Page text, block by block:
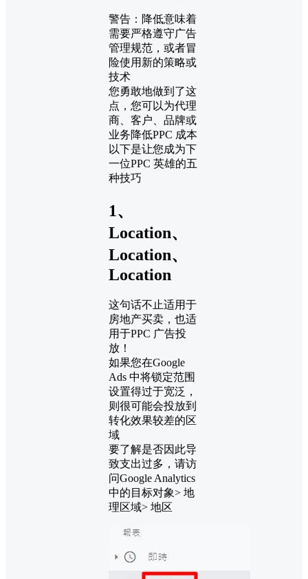
警告：降低意味着
需要严格遵守广告
管理规范，或者冒
险使用新的策略或
技术
您勇敢地做到了这
点，您可以为代理
商、客户、品牌或
业务降低PPC 成本
以下是让您成为下
一位PPC 英雄的五
种技巧
1、
Location、
Location、
Location
这句话不止适用于
房地产买卖，也适
用于PPC 广告投
放！
如果您在Google
Ads 中将锁定范围
设置得过于宽泛，
则很可能会投放到
转化效果较差的区
域
要了解是否因此导
致支出过多，请访
问Google Analytics
中的目标对象> 地
理区域> 地区